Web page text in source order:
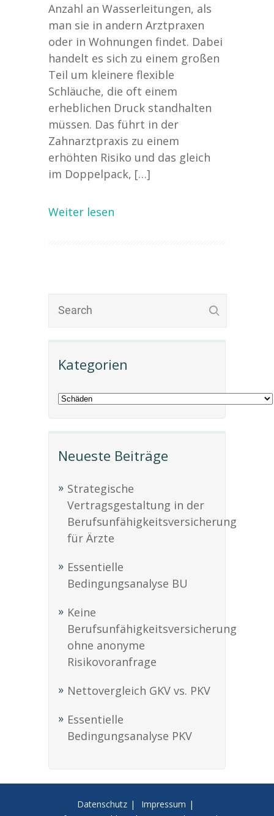
Anzahl an Wasserleitungen, als
man sie in andern Arztpraxen
oder in Wohnungen findet. Dabei
handelt es sich zu einem großen
Teil um kleinere flexible
Schläuche, die oft einem
erheblichen Druck standhalten
müssen. Das führt in der
Zahnarztpraxis zu einem
erhöhten Risiko und das gleich
im Doppelpack, […]
Weiter lesen
Kategorien
Neueste Beiträge
Strategische
Vertragsgestaltung in der
Berufsunfähigkeitsversicherung
für Ärzte
Essentielle
Bedingungsanalyse BU
Keine
Berufsunfähigkeitsversicherung
ohne anonyme
Risikovoranfrage
Nettovergleich GKV vs. PKV
Essentielle
Bedingungsanalyse PKV
Datenschutz
Impressum